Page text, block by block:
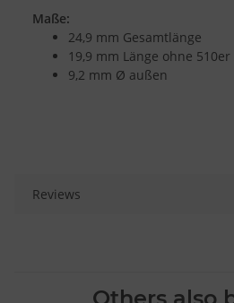
Maße:
24,9 mm Gesamtlänge
19,9 mm Länge ohne
9,2 mm Ø außen
Reviews